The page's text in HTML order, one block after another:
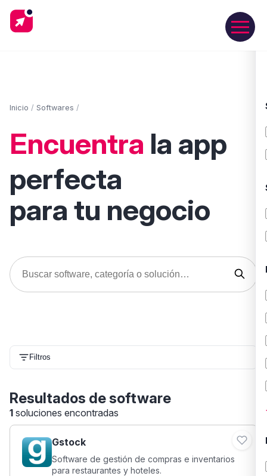
Inicio / Softwares /
Encuentra la app
perfecta
para tu negocio
Filtros
Resultados de software
1 soluciones encontradas
Gstock
Software de gestión de compras e inventarios
para restaurantes y hoteles.